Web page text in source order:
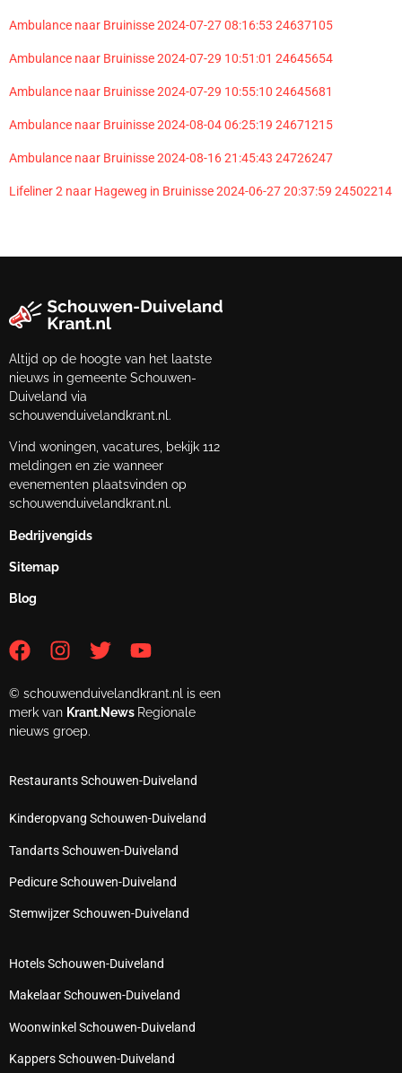
Ambulance naar Bruinisse 2024-07-27 08:16:53 24637105
Ambulance naar Bruinisse 2024-07-29 10:51:01 24645654
Ambulance naar Bruinisse 2024-07-29 10:55:10 24645681
Ambulance naar Bruinisse 2024-08-04 06:25:19 24671215
Ambulance naar Bruinisse 2024-08-16 21:45:43 24726247
Lifeliner 2 naar Hageweg in Bruinisse 2024-06-27 20:37:59 24502214
Altijd op de hoogte van het laatste
nieuws in gemeente Schouwen-
Duiveland via
schouwenduivelandkrant.nl.
Vind woningen, vacatures, bekijk 112
meldingen en zie wanneer
evenementen plaatsvinden op
schouwenduivelandkrant.nl.
Bedrijvengids
Sitemap
Blog
© schouwenduivelandkrant.nl is een
merk van Krant.News Regionale
nieuws groep.
Restaurants Schouwen-Duiveland
Kinderopvang Schouwen-Duiveland
Tandarts Schouwen-Duiveland
Pedicure Schouwen-Duiveland
Stemwijzer Schouwen-Duiveland
Hotels Schouwen-Duiveland
Makelaar Schouwen-Duiveland
Woonwinkel Schouwen-Duiveland
Kappers Schouwen-Duiveland